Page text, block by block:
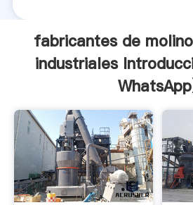
fabricantes de
industriales
WhatsApp